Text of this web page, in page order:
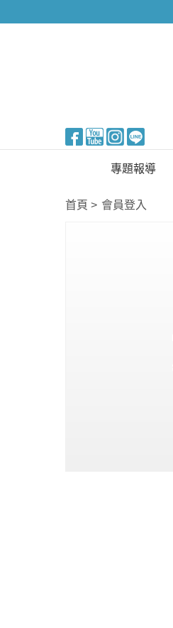
專題報導
新知快訊
首頁 會員登入